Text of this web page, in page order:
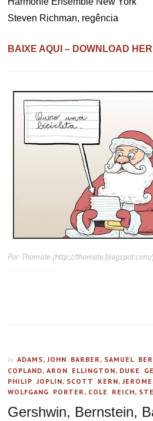
Steven Richman, regência
BAIXE AQUI – DOWNLOAD
Por Thomate (http://
In ADAMS, JOHN, BARBER, SAMUEL,
COPLAND, ARON, ELLINGTON, DUKE ,
PHILIP,JOPLIN, SCOTT , KERN, JEROME
WOLFGANG, PORTER, COLE , REICH,
Gershwin, Bernstein,